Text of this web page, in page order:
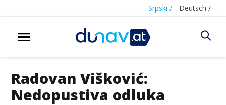
Srpski / Deutsch /
Radovan Višković:
Nedopustiva odluka